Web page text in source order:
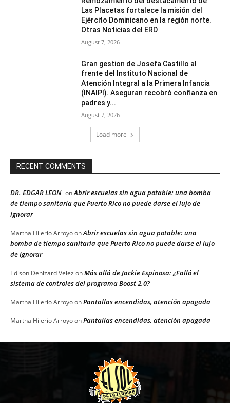
Las Placetas fortalece la misión del
Ejército Dominicano en la región norte.
Otras Noticias del ERD
August 7, 2026
Gran gestion de Josefa Castillo al
frente del Instituto Nacional de
Atención Integral a la Primera Infancia
(INAIPI). Aseguran recobró confianza en
padres y...
August 7, 2026
Load more
RECENT COMMENTS
DR. EDGAR LEON onAbrir escuelas sin agua potable: una bomba
de tiempo sanitaria que Puerto Rico no puede darse el lujo de
ignorar
Martha Hilerio ArroyoonAbrir escuelas sin agua potable: una
bomba de tiempo sanitaria que Puerto Rico no puede darse el lujo
de ignorar
Edison Denizard Velez onMás allá de Jackie Espinosa: ¿Falló el
sistema de controles del programa Boost 2.0?
Martha Hilerio ArroyoonPantallas encendidas, atención apagada
Martha Hilerio ArroyoonPantallas encendidas, atención apagada